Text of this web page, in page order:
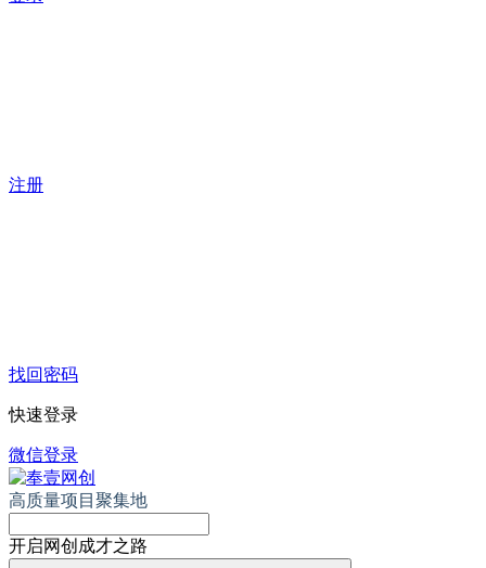
注册
找回密码
快速登录
微信登录
高质量项目聚集地
开启网创成才之路